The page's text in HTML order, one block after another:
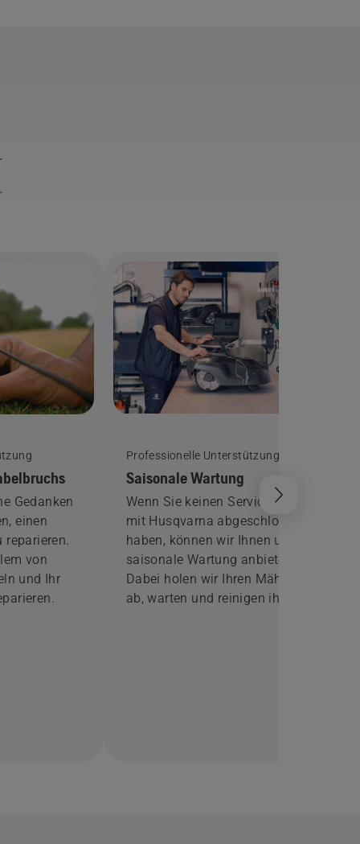
.
Gedanken
einen
reparieren.
von
und Ihr
Professionelle Unterstützung
Saisonale Wartung
Wenn Sie keinen Servicevertrag
mit Husqvarna abgeschlossen
haben, können wir Ihnen unsere
saisonale Wartung anbieten.
Dabei holen wir Ihren Mähroboter
ab, warten und reinigen ihn.